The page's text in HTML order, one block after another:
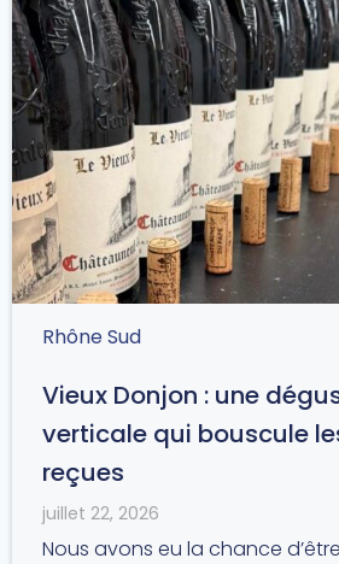
Rhône Sud
Vieux Donjon : une
verticale qui bouscule
reçues
juillet 22, 2026
Nous avons eu la chance